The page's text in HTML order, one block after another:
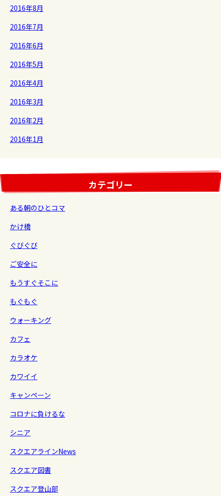
2016年8月
2016年7月
2016年6月
2016年5月
2016年4月
2016年3月
2016年2月
2016年1月
カテゴリー
ある朝のひとコマ
かけ橋
ぐびぐび
ご安全に
もうすぐそこに
もぐもぐ
ウォーキング
カフェ
カラオケ
カワイイ
キャンペーン
コロナに負けるな
シニア
スクエアラインNews
スクエア図書
スクエア登山部